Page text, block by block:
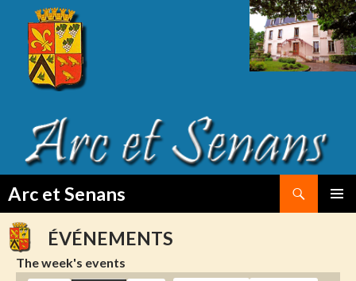
Arc et Senans
TO
CONTENTÉVÉNEMENTS
The week's events